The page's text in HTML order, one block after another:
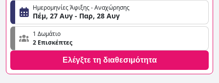
Ημερομηνίες Άφιξης - Αναχώρησης
Πέμ, 27 Αυγ - Παρ, 28 Αυγ
1 Δωμάτιο
2 Επισκέπτες
Ελέγξτε τη διαθεσιμότητα